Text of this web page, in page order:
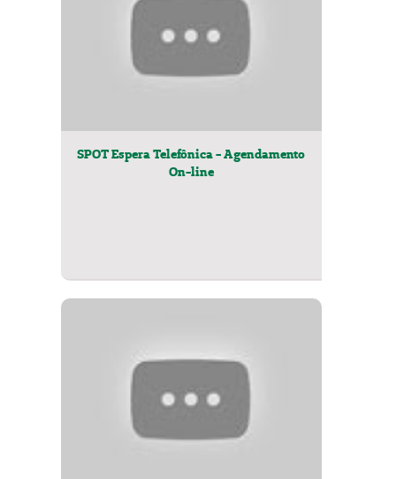
SPOT Espera Telefônica - Agendamento
On-line